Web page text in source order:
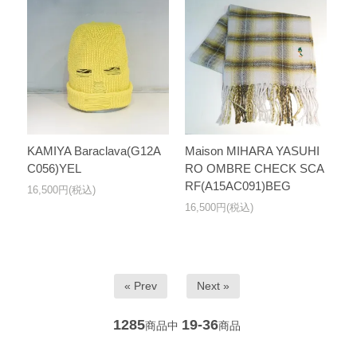
KAMIYA Baraclava(G12A
C056)YEL
16,500円(税込)
Maison MIHARA YASUHI
RO OMBRE CHECK SCA
RF(A15AC091)BEG
16,500円(税込)
« Prev Next »
1285商品中 19-36商品